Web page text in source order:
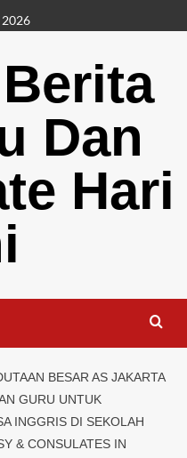
2026
Dan
Hari
BESAR AS JAKARTA
GURU UNTUK
INGGRIS DI SEKOLAH
& CONSULATES IN